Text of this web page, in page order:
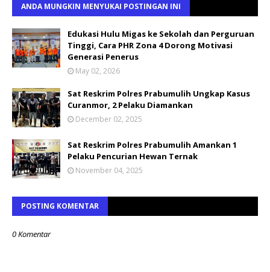
ANDA MUNGKIN MENYUKAI POSTINGAN INI
Edukasi Hulu Migas ke Sekolah dan Perguruan
Tinggi, Cara PHR Zona 4 Dorong Motivasi
Generasi Penerus
May 02, 2026
Sat Reskrim Polres Prabumulih Ungkap Kasus
Curanmor, 2 Pelaku Diamankan
December 02, 2025
Sat Reskrim Polres Prabumulih Amankan 1
Pelaku Pencurian Hewan Ternak
November 04, 2025
POSTING KOMENTAR
0 Komentar